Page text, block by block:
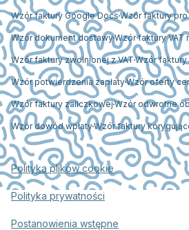
Wzór faktury Google Docs Wzór faktury
Wzór dokument dostawyWzór faktury VAT
Wzór faktury zwolnionej z VAT Wzór faktury
Wzór potwierdzenia zapłatyWzór oferty
Wzór faktury zaliczkowejWzór odwrotne
Wzór dowód wpłatyWzór faktury
Polityka plików cookie
Polityka prywatności
Postanowienia wstępne